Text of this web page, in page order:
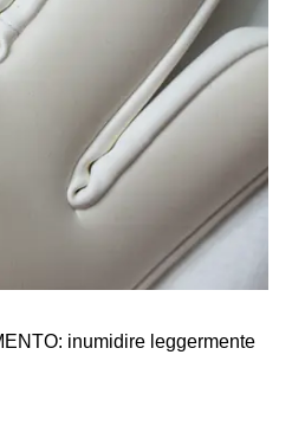
inumidire leggermente